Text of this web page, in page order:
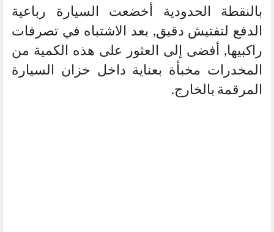
بالنقطة الحدودية أخضعت السيارة رباعية
الدفع لتفتيش دقيق, بعد الاشتباه في تصرفات
راكبيها, أفضى إلى العثور على هذه الكمية من
المخدرات مخبأة بعناية داخل خزان السيارة
المرقمة بالخارج.